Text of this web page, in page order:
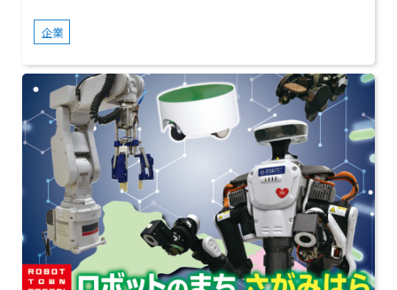
企業